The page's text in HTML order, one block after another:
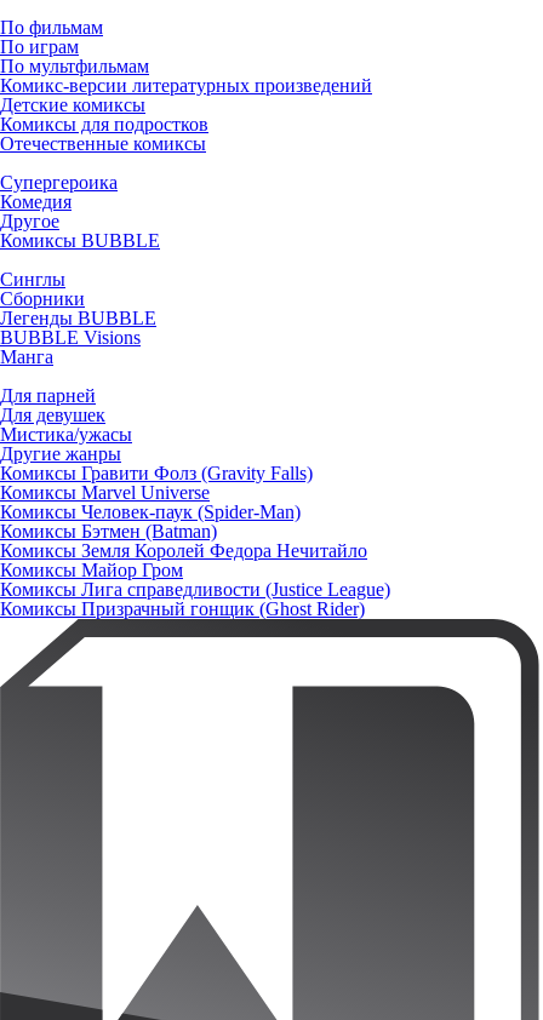
По фильмам
По играм
По мультфильмам
Комикс-версии литературных произведений
Детские комиксы
Комиксы для подростков
Отечественные комиксы
Супергероика
Комедия
Другое
Комиксы BUBBLE
Синглы
Сборники
Легенды BUBBLE
BUBBLE Visions
Манга
Для парней
Для девушек
Мистика/ужасы
Другие жанры
Комиксы Гравити Фолз (Gravity Falls)
Комиксы Marvel Universe
Комиксы Человек-паук (Spider-Man)
Комиксы Бэтмен (Batman)
Комиксы Земля Королей Федора Нечитайло
Комиксы Майор Гром
Комиксы Лига справедливости (Justice League)
Комиксы Призрачный гонщик (Ghost Rider)